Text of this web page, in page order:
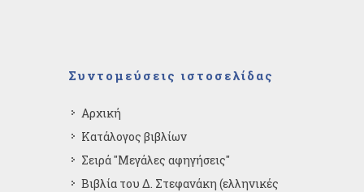
Συντομεύσεις ιστοσελίδας
Αρχική
Κατάλογος βιβλίων
Σειρά "Μεγάλες αφηγήσεις"
Βιβλία του Δ. Στεφανάκη (ελληνικές